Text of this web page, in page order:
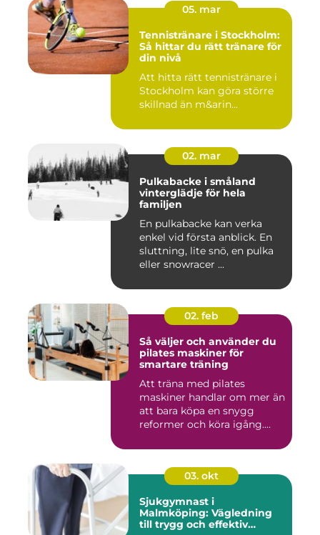
05. mar
Tennistränare i Stockholm:
Så hittar du rätt tränare för
din nivå
Att hitta rätt tennistränare i
Stockholm kan göra större
skillnad än m&arin...
02. mar
Pulkabacke i småland
vinterglädje för hela
familjen
En pulkabacke kan verka
enkel vid första anblick. En
sluttning, lite snö, en pulka
eller snowracer ...
02. feb
Så väljer och använder du
pilates maskiner för
smartare träning
Att träna med pilates
maskiner handlar om mer än
att bara köpa en snygg
reformer och köra igång.
03. okt
Sjukgymnast i
Malmköping: Vägledning
till trygg och effektiv